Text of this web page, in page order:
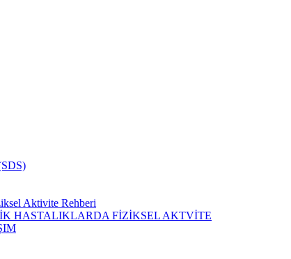
Aktivite Rehberi
HASTALIKLARDA FİZİKSEL AKTVİTE